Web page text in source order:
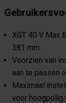
XGT 40 V Max
381 mm.
Voorzien van
aan te passen
Maximaal
voor hoogpolig